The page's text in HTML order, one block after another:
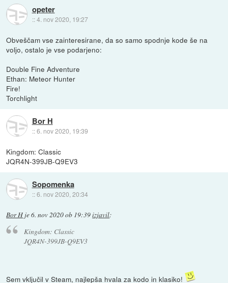
opeter
::4. nov 2020, 19:27
Obveščam vse zainteresirane, da so samo spodnje kode še na
voljo, ostalo je vse podarjeno:
Double Fine Adventure
Ethan: Meteor Hunter
Fire!
Torchlight
Bor H
::6. nov 2020, 19:39
Kingdom: Classic
JQR4N-399JB-Q9EV3
Sopomenka
::6. nov 2020, 20:34
Bor H je6. nov 2020 ob 19:39izjavil:
Kingdom: Classic
JQR4N-399JB-Q9EV3
Sem vključil v Steam, najlepša hvala za kodo in klasiko!